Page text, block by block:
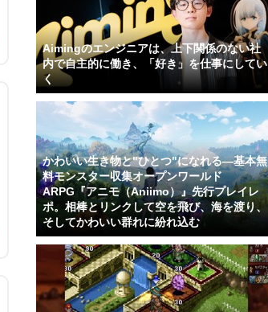
Aimingのエンジニアは、上下関係のない社
内で自主的に働き、「好き」を仕事にしてい
く
かわいい生き物と"ひとつ"になれる―基本無
料モンスター収集オープンワールド
ARPG『アニモ（Aniimo）』先行プレイレ
ポ。相棒とリンクして空を飛び、海を渡り、
そしてかわいい群れに紛れ込む